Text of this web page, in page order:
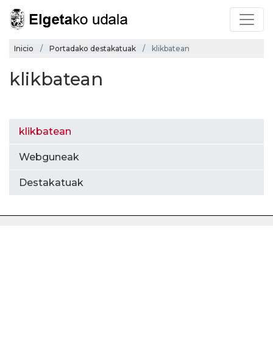
Inicio Portadako destakatuak klikbatean
klikbatean
klikbatean
Webguneak
Destakatuak